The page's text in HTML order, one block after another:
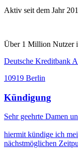
Aktiv seit dem Jahr
Über 1 Million Nutzer
Deutsche Kreditbank
10919 Berlin
Kündigung
Sehr geehrte Damen
hiermit kündige ich
nächstmöglichen